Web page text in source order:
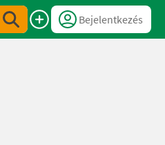
Bejelentkezés